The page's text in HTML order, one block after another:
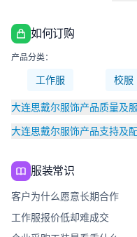
如何订购
产品分类：
工作服 校服
大连思戴尔服饰产品质量及
大连思戴尔服饰产品支持及
服装常识
客户为什么愿意长期合作
工作服报价低却难成交